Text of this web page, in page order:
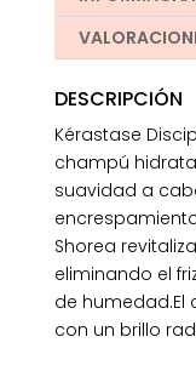
DESCRIPCIÓN
Kérastase
champú
suavidad a
Shorea
eliminando el
de humedad.El
con un brillo